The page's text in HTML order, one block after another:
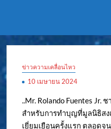
ข่าวความเคลื่อนไหว
10 เมษายน 2024
..Mr. Rolando Fuentes
สำหรับการทำบุญที่มูลนิธิสง
เยี่ยมเยือนครั้งแรก ตลอด